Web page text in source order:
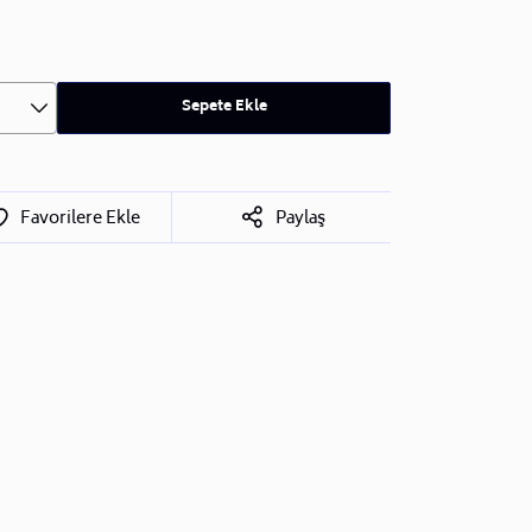
Sepete Ekle
Favorilere Ekle Paylaş